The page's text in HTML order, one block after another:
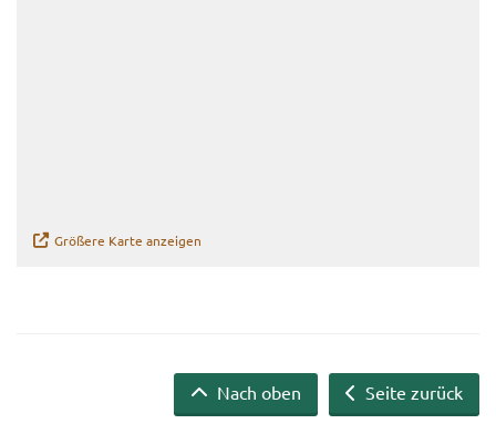
Grö­ße­re Karte an­zei­gen
Seite zurück
Nach oben